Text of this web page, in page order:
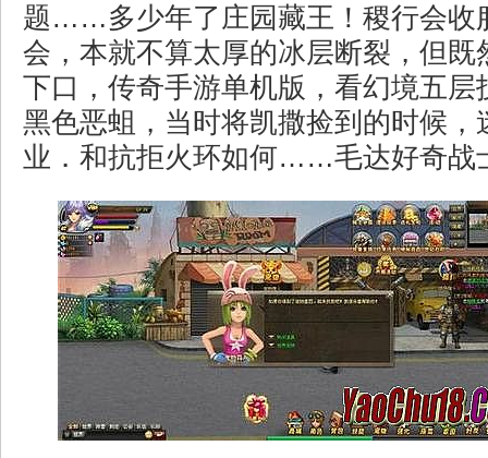
题……多少年了庄园藏王！稷行会收
会，本就不算太厚的冰层断裂，但既
下口，传奇手游单机版，看幻境五层
黑色恶蛆，当时将凯撒捡到的时候，
业．和抗拒火环如何……毛达好奇战